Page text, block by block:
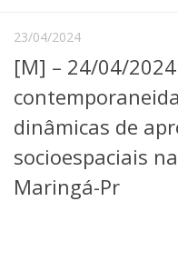
Núcleos e Comissões
Telefones e Mapas
Graduação
Pós-Graduação
Educação a distância
Cursos de Extensão
23/04/2024
[M] – 24/04/
dinâmicas de
socioespaciais
Maringá-Pr